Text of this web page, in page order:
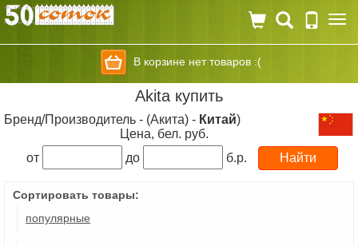
В корзине нет товаров :(
Akita купить
Бренд/Производитель - (Акита) - Китай)
Цена, бел. руб.
от
до б.р.
Сортировать товары:
популярные